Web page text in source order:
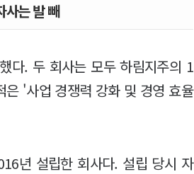
는 발 빼
다. 두 회사는 모두 하림지주의 1
'사업 경쟁력 강화 및 경영 효율
년 설립한 회사다. 설립 당시 자